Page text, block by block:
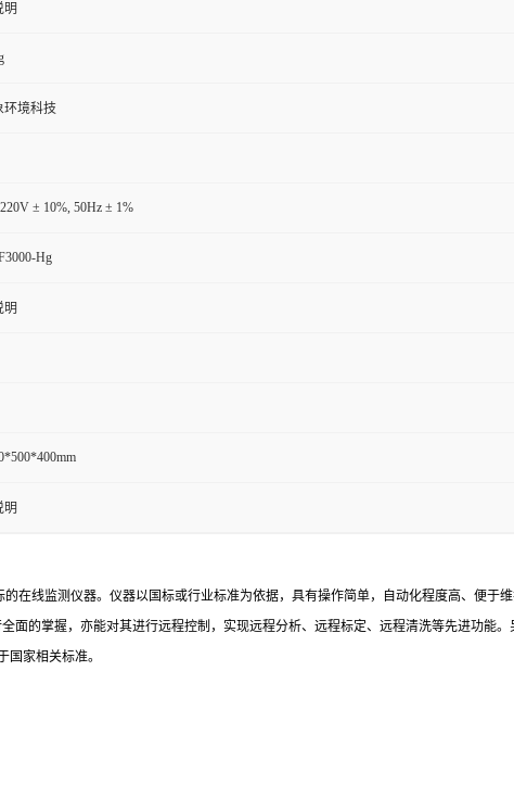
明
环境科技
± 10%, 50Hz ± 1%
Hg
明
明
在线监测仪器。仪器以国标或行业标准为依据，具有操作简单，自动化程度高、便于
面的掌握，亦能对其进行远程控制，实现远程分析、远程标定、远程清洗等先进功能
家相关标准。